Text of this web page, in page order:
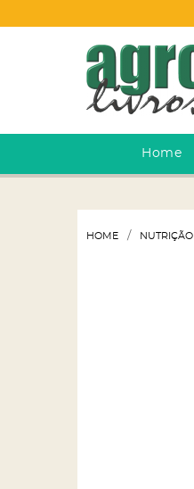
Home
HOME